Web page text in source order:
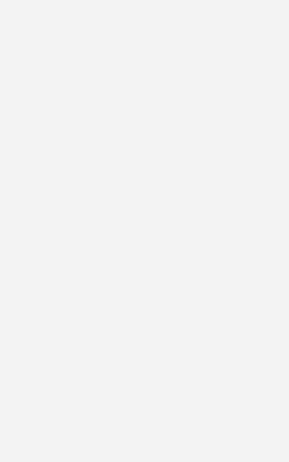
und eine Abmeldung ist
Umgang mit Daten finden Sie